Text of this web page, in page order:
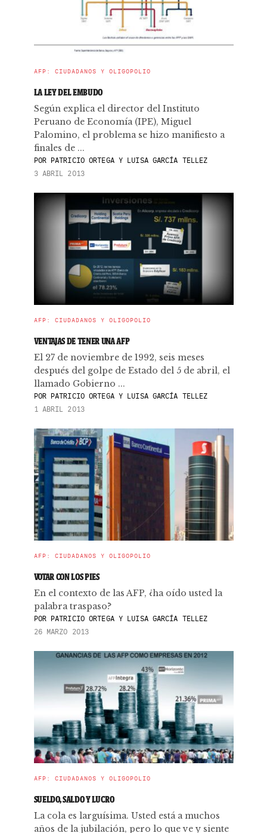
AFP: CIUDADANOS Y OLIGOPOLIO
LA LEY DEL EMBUDO
Según explica el director del Instituto
Peruano de Economía (IPE), Miguel
Palomino, el problema se hizo manifiesto a
finales de ...
PORPATRICIO ORTEGA Y LUISA GARCÍA TELLEZ
3 ABRIL 2013
AFP: CIUDADANOS Y OLIGOPOLIO
VENTAJAS DE TENER UNA AFP
El 27 de noviembre de 1992, seis meses
después del golpe de Estado del 5 de abril, el
llamado Gobierno ...
PORPATRICIO ORTEGA Y LUISA GARCÍA TELLEZ
1 ABRIL 2013
AFP: CIUDADANOS Y OLIGOPOLIO
VOTAR CON LOS PIES
En el contexto de las AFP, ¿ha oído usted la
palabra traspaso?
PORPATRICIO ORTEGA Y LUISA GARCÍA TELLEZ
26 MARZO 2013
AFP: CIUDADANOS Y OLIGOPOLIO
SUELDO, SALDO Y LUCRO
La cola es larguísima. Usted está a muchos
años de la jubilación, pero lo que ve y siente